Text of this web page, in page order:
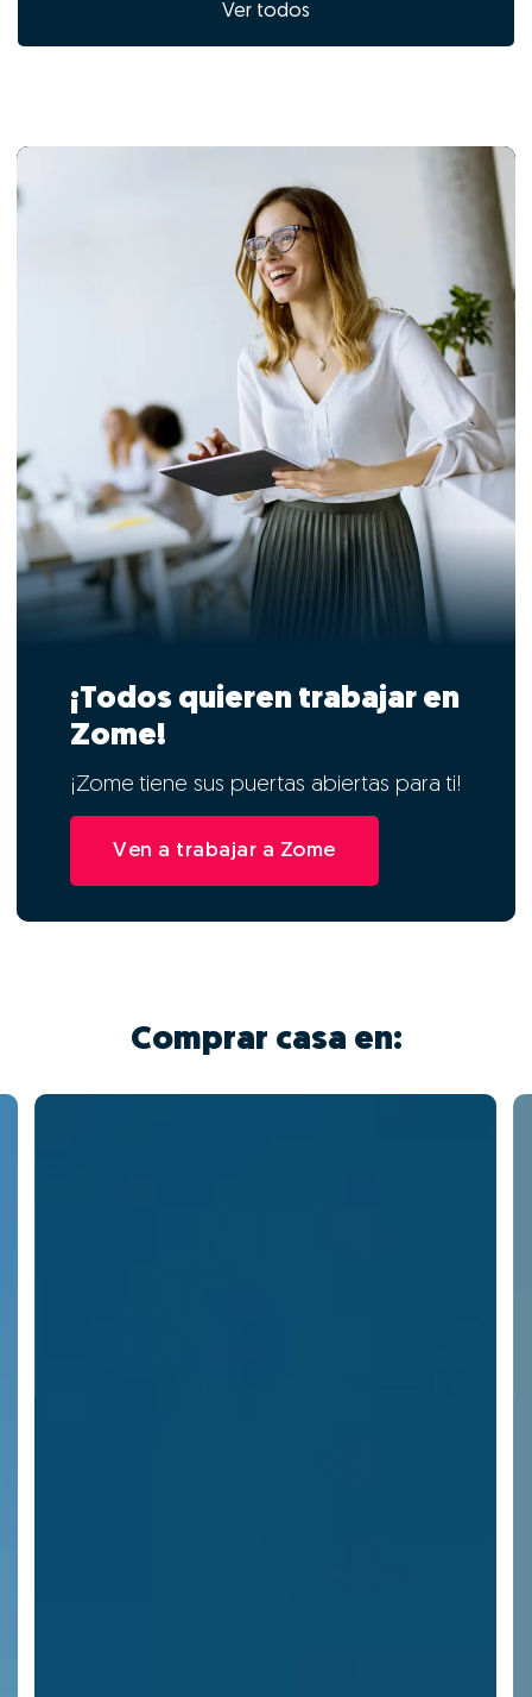
Ver todos
¡Todos quieren trabajar en
Zome!
¡Zome tiene sus puertas abiertas para ti!
Ven a trabajar a Zome
Comprar casa en: